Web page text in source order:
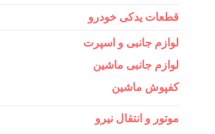
قطعات یدکی خودرو
لوازم جانبی و اسپرت
لوازم جانبی ماشین
کفپوش ماشین
موتور و انتقال نیرو